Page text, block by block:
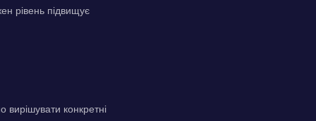
рівень підвищує
вирішувати конкретні